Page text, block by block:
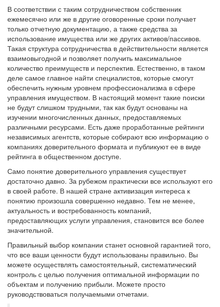
В соответствии с таким сотрудничеством собственник
ежемесячно или же в другие оговоренные сроки получает
только отчетную документацию, а также средства за
использование имущества или же других активов/пассивов.
Такая структура сотрудничества в действительности является
взаимовыгодной и позволяет получить максимальное
количество преимуществ и перспектив. Естественно, в таком
деле самое главное найти специалистов, которые смогут
обеспечить нужным уровнем профессионализма в сфере
управления имуществом. В настоящий момент такие поиски
не будут слишком трудными, так как будут основаны на
изучении многочисленных данных, предоставляемых
различными ресурсами. Есть даже проработанные рейтинги
независимых агентств, которые собирают всю информацию о
компаниях доверительного формата и публикуют ее в виде
рейтинга в общественном доступе.
Само понятие доверительного управления существует
достаточно давно. За рубежом практически все используют его
в своей работе. В нашей стране активизация интереса к
понятию произошла совершенно недавно. Тем не менее,
актуальность и востребованность компаний,
предоставляющих услуги управления, становится все более
значительной.
Правильный выбор компании станет основной гарантией того,
что все ваши ценности будут использованы правильно. Вы
можете осуществлять самостоятельный, систематический
контроль с целью получения оптимальной информации по
объектам и получению прибыли. Можете просто
руководствоваться получаемыми отчетами.